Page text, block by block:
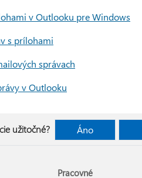
v Outlooku pre Windows
s prílohami
správach
v Outlooku
užitočné? Áno
Pracovné